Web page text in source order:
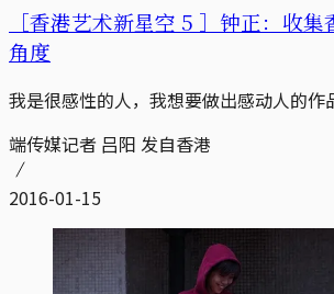
［香港艺术新星空 5 ］钟正：收
角度
我是很感性的人，我想要做出感动人的作
端传媒记者 吕阳 发自香港
2016-01-15